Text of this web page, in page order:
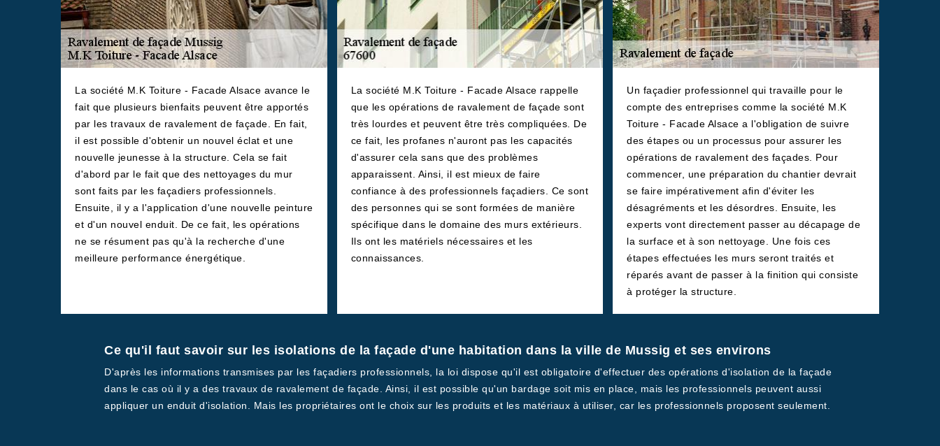
La société M.K Toiture - Facade Alsace avance le
fait que plusieurs bienfaits peuvent être apportés
par les travaux de ravalement de façade. En fait,
il est possible d'obtenir un nouvel éclat et une
nouvelle jeunesse à la structure. Cela se fait
d'abord par le fait que des nettoyages du mur
sont faits par les façadiers professionnels.
Ensuite, il y a l'application d'une nouvelle peinture
et d'un nouvel enduit. De ce fait, les opérations
ne se résument pas qu'à la recherche d'une
meilleure performance énergétique.
La société M.K Toiture - Facade Alsace rappelle
que les opérations de ravalement de façade sont
très lourdes et peuvent être très compliquées. De
ce fait, les profanes n'auront pas les capacités
d'assurer cela sans que des problèmes
apparaissent. Ainsi, il est mieux de faire
confiance à des professionnels façadiers. Ce sont
des personnes qui se sont formées de manière
spécifique dans le domaine des murs extérieurs.
Ils ont les matériels nécessaires et les
connaissances.
Un façadier professionnel qui travaille pour le
compte des entreprises comme la société M.K
Toiture - Facade Alsace a l'obligation de suivre
des étapes ou un processus pour assurer les
opérations de ravalement des façades. Pour
commencer, une préparation du chantier devrait
se faire impérativement afin d'éviter les
désagréments et les désordres. Ensuite, les
experts vont directement passer au décapage de
la surface et à son nettoyage. Une fois ces
étapes effectuées les murs seront traités et
réparés avant de passer à la finition qui consiste
à protéger la structure.
Ce qu'il faut savoir sur les isolations de la façade d'une habitation dans la ville de Mussig et ses environs
D'après les informations transmises par les façadiers professionnels, la loi dispose qu'il est obligatoire d'effectuer des opérations d'isolation de la façade
dans le cas où il y a des travaux de ravalement de façade. Ainsi, il est possible qu'un bardage soit mis en place, mais les professionnels peuvent aussi
appliquer un enduit d'isolation. Mais les propriétaires ont le choix sur les produits et les matériaux à utiliser, car les professionnels proposent seulement.